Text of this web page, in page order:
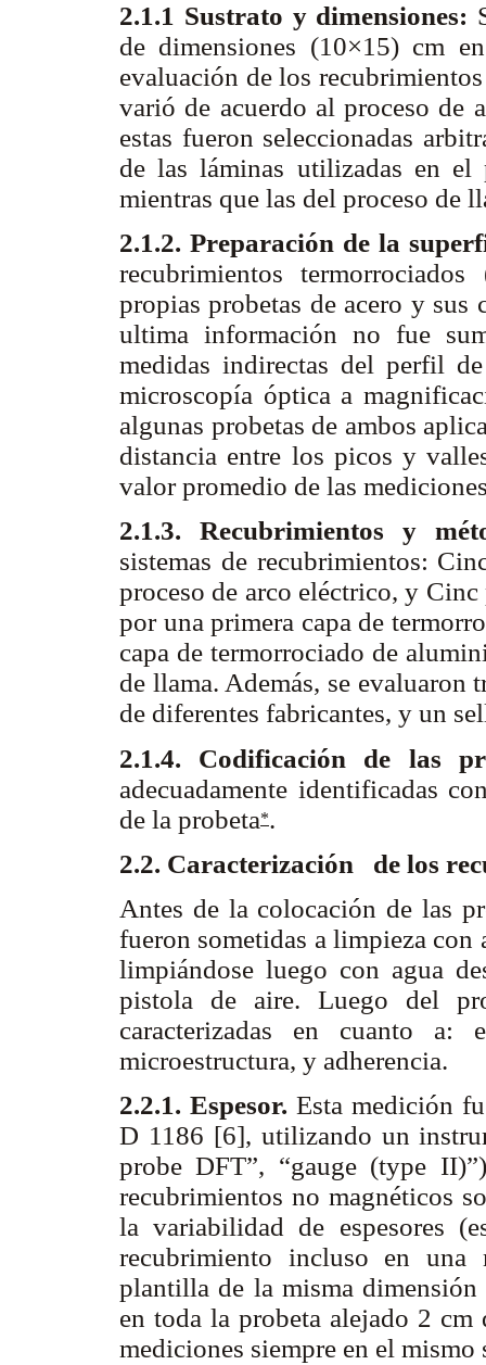
2.1.1 Sustrato y dimensiones:
de dimensiones (10×15) cm
evaluación de los
varió de acuerdo al proceso de
estas fueron seleccionadas
de las láminas utilizadas en
mientras que las del proceso de
2.1.2. Preparación de la
recubrimientos
propias probetas de acero y sus
ultima información no fue
medidas indirectas del perfil
microscopía óptica a
algunas probetas de ambos
distancia entre los picos y
valor promedio de las
2.1.3. Recubrimientos y
sistemas de recubrimientos:
proceso de arco eléctrico, y
por una primera capa de
capa de termorrociado de
de llama. Además, se evaluaron
de diferentes fabricantes, y un
2.1.4. Codificación de las
adecuadamente identificadas
de la probeta*.
2.2. Caracterización de los
Antes de la colocación de las
fueron sometidas a limpieza con
limpiándose luego con agua
pistola de aire. Luego del
caracterizadas en cuanto a:
microestructura, y adherencia.
2.2.1. Espesor.Esta medición
D 1186 [6], utilizando un
probe DFT”, “gauge (type
recubrimientos no magnéticos
la variabilidad de espesores
recubrimiento incluso en
plantilla de la misma
en toda la probeta alejado 2
mediciones siempre en el